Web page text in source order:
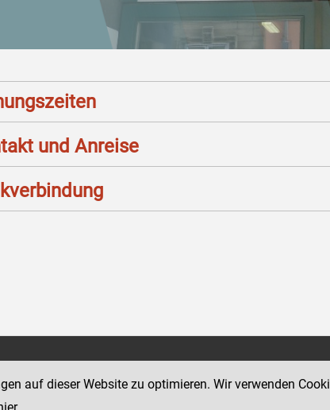
und Anreise
12
der Justiz und des BMJ
auf dieser Website zu optimieren. Wir verwenden